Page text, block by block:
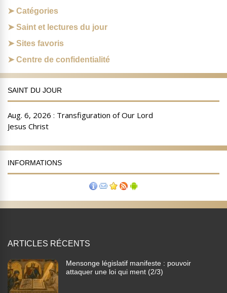
Catégories
Saint et lectures du jour
Sites favoris
Centre de confidentialité
SAINT DU JOUR
INFORMATIONS
ARTICLES RÉCENTS
Mensonge législatif manifeste : pouvoir
attaquer une loi qui ment (2/3)